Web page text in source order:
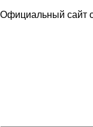
Официальный сайт